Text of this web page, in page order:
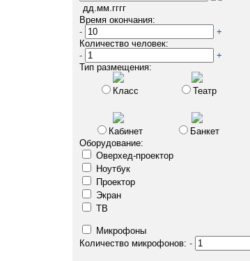
дд.мм.гггг
Время окончания:
-
+
Количество человек:
-
+
Тип размещения:
Класс Театр
Кабинет Банкет
Оборудование:
Оверхед-проектор
Ноутбук
Проектор
Экран
ТВ
Микрофоны
Количество микрофонов: -